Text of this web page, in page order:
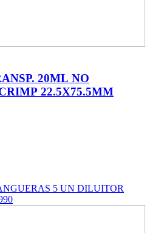
20ML NO
22.5X75.5MM